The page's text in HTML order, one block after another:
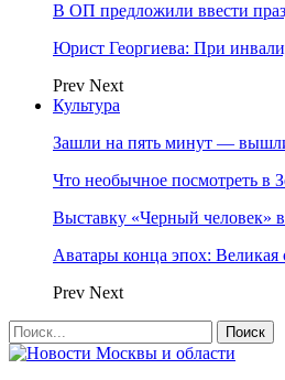
В ОП предложили ввести
Юрист Георгиева: При
Prev Next
Культура
Зашли на пять минут —
Что необычное посмотреть в
Выставку «Черный
Аватары конца эпох:
Prev Next